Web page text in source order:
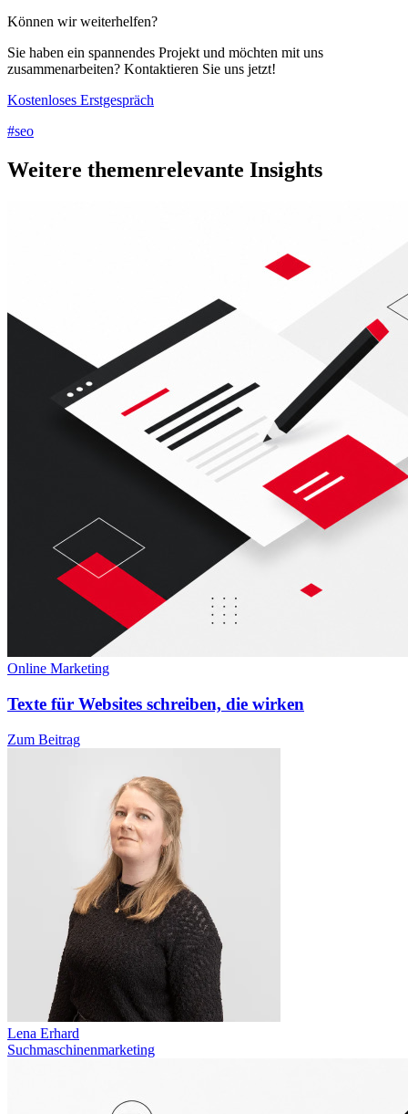
Können wir weiterhelfen?
Sie haben ein spannendes Projekt und möchten mit uns
zusammenarbeiten? Kontaktieren Sie uns jetzt!
Kostenloses Erstgespräch
#seo
Weitere themenrelevante Insights
Online Marketing
Texte für Websites schreiben, die wirken
Zum Beitrag
Lena Erhard
Suchmaschinenmarketing